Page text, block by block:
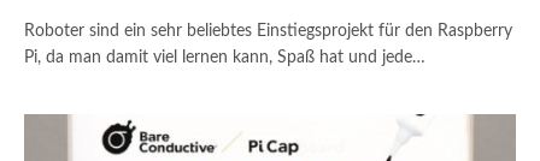
Roboter sind ein sehr beliebtes Einstiegsprojekt für den Raspberry
Pi, da man damit viel lernen kann, Spaß hat und jede…